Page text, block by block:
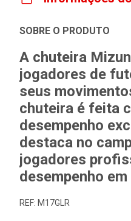
SOBRE O PRODUTO
A chuteira
jogadores de
seus
chuteira é feita
desempenho
destaca no
jogadores
desempenho
REF: M17GLR